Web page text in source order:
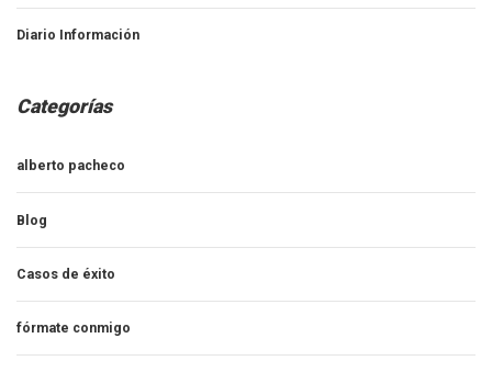
Diario Información
Categorías
alberto pacheco
Blog
Casos de éxito
fórmate conmigo